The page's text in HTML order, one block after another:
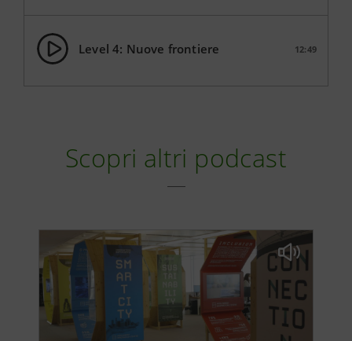
Level 4: Nuove frontiere 12:49
Scopri altri podcast